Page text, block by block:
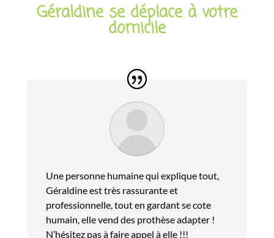
Géraldine se déplace à votre
domicile
Une personne humaine qui explique tout,
Géraldine est très rassurante et
professionnelle, tout en gardant se cote
humain, elle vend des prothèse adapter !
N’hésitez pas à faire appel à elle !!!